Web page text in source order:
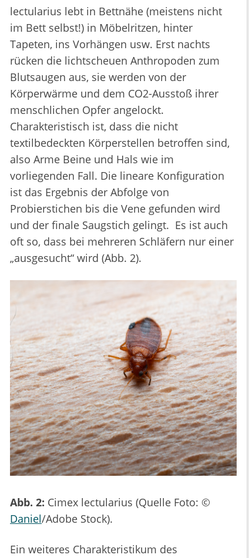
lectularius lebt in Bettnähe (meistens nicht
im Bett selbst!) in Möbelritzen, hinter
Tapeten, ins Vorhängen usw. Erst nachts
rücken die lichtscheuen Anthropoden zum
Blutsaugen aus, sie werden von der
Körperwärme und dem CO2-Ausstoß ihrer
menschlichen Opfer angelockt.
Charakteristisch ist, dass die nicht
textilbedeckten Körperstellen betroffen sind,
also Arme Beine und Hals wie im
vorliegenden Fall. Die lineare Konfiguration
ist das Ergebnis der Abfolge von
Probierstichen bis die Vene gefunden wird
und der finale Saugstich gelingt. Es ist auch
oft so, dass bei mehreren Schläfern nur einer
„ausgesucht“ wird (Abb. 2).
Abb. 2: Cimex lectularius (Quelle Foto: ©
Daniel/Adobe Stock).
Ein weiteres Charakteristikum des